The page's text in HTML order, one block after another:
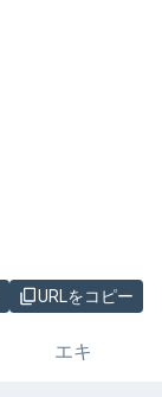
URLをコピー
エキ